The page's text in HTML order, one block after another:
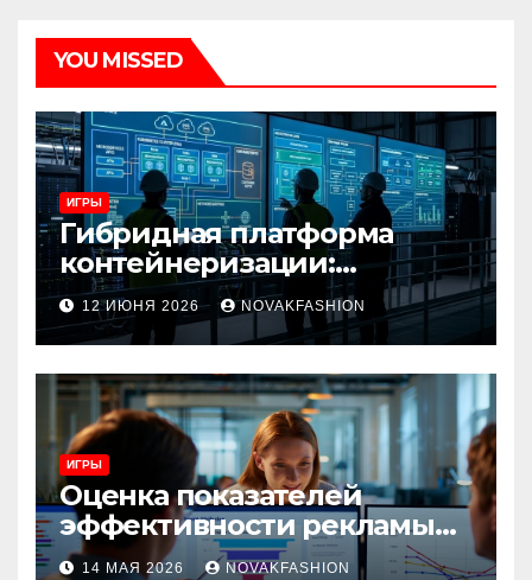
YOU MISSED
ИГРЫ
Гибридная платформа
контейнеризации:
архитектура, особенности
и сценарии использования
12 ИЮНЯ 2026 NOVAKFASHION
ИГРЫ
Оценка показателей
эффективности рекламы
при атрибуции
14 МАЯ 2026 NOVAKFASHION